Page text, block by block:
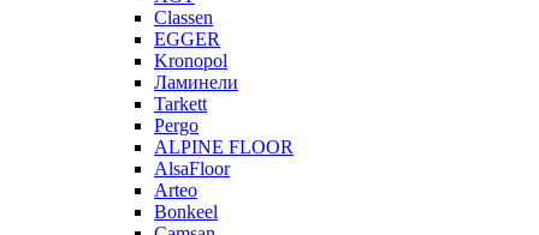
Classen
EGGER
Kronopol
Ламинели
Tarkett
Pergo
ALPINE FLOOR
AlsaFloor
Arteo
Bonkeel